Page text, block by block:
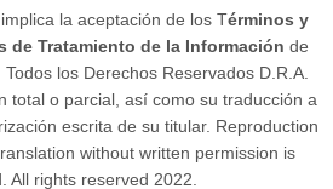
la aceptación de los Términos y
de Tratamiento de la Información de
Todos los Derechos Reservados D.R.A.
total o parcial, así como su traducción a
escrita de su titular. Reproduction
without written permission is
All rights reserved 2022.